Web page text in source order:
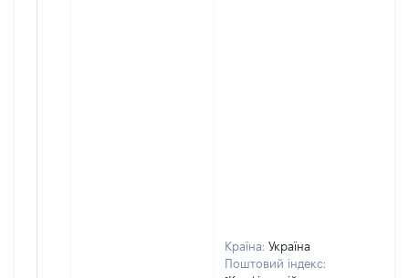
Країна: Україна
Поштовий індекс: